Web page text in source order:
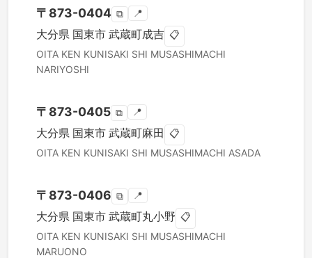
〒 873-0404 ⧉ 📍
大分県 国東市 武蔵町成吉 📋
OITA KEN KUNISAKI SHI MUSASHIMACHI
NARIYOSHI
〒 873-0405 ⧉ 📍
大分県 国東市 武蔵町麻田 📋
OITA KEN KUNISAKI SHI MUSASHIMACHI ASADA
〒 873-0406 ⧉ 📍
大分県 国東市 武蔵町丸小野 📋
OITA KEN KUNISAKI SHI MUSASHIMACHI
MARUONO